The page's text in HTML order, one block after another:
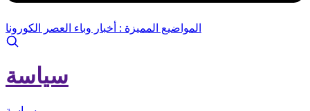
المواضيع المميزة : أخبار وباء العصر الكورونا
سياسة